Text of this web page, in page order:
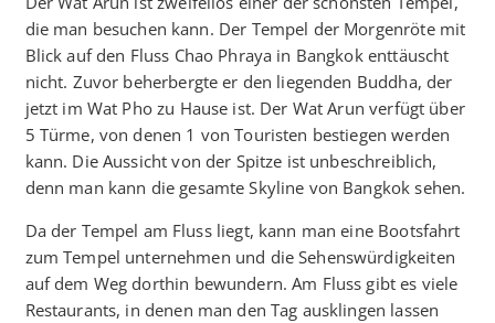
die man besuchen kann. Der Tempel der Morgenröte mit
Blick auf den Fluss Chao Phraya in Bangkok enttäuscht
nicht. Zuvor beherbergte er den liegenden Buddha, der
jetzt im Wat Pho zu Hause ist. Der Wat Arun verfügt über
5 Türme, von denen 1 von Touristen bestiegen werden
kann. Die Aussicht von der Spitze ist unbeschreiblich,
denn man kann die gesamte Skyline von Bangkok sehen.
Da der Tempel am Fluss liegt, kann man eine Bootsfahrt
zum Tempel unternehmen und die Sehenswürdigkeiten
auf dem Weg dorthin bewundern. Am Fluss gibt es viele
Restaurants, in denen man den Tag ausklingen lassen